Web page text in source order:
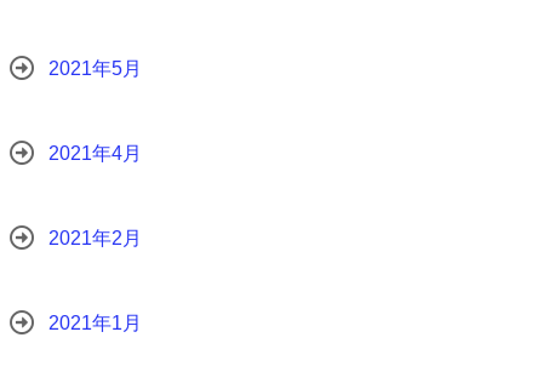
2021年5月
2021年4月
2021年2月
2021年1月